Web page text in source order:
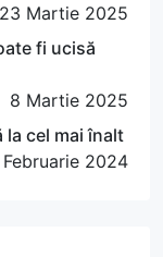
23 Martie 2025
fi ucisă
8 Martie 2025
la cel mai înalt
Februarie 2024